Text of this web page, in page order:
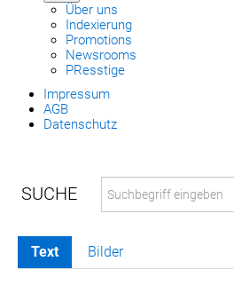
Über uns
Indexierung
Promotions
Newsrooms
PResstige
Impressum
AGB
Datenschutz
MELDUNGEN
Text Bilder